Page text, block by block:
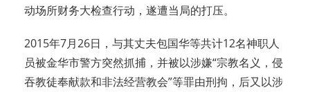
动场所财务大检查行动，遂遭当局的打压。
2015年7月26日，与其丈夫包国华等共计12名神职人
员被金华市警方突然抓捕，并被以涉嫌“宗教名义，侵
吞教徒奉献款和非法经营教会”等罪由刑拘，后又以涉